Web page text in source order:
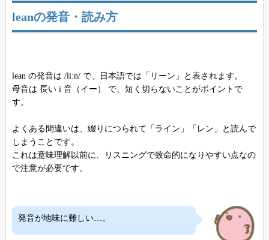
leanの発音・読み方
lean の発音は /liːn/ で、日本語では「リーン」と表されます。
母音は 長い i 音（イー） で、短く切らないことがポイントで
す。
よくある間違いは、綴りにつられて「ライン」「レン」と読んで
しまうことです。
これは意味理解以前に、リスニングで致命的になりやすい点なの
で注意が必要です。
発音が地味に難しい…。